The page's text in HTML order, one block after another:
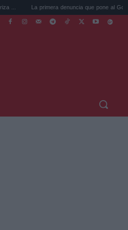
denuncia que pone al Gobierno de Ayuso